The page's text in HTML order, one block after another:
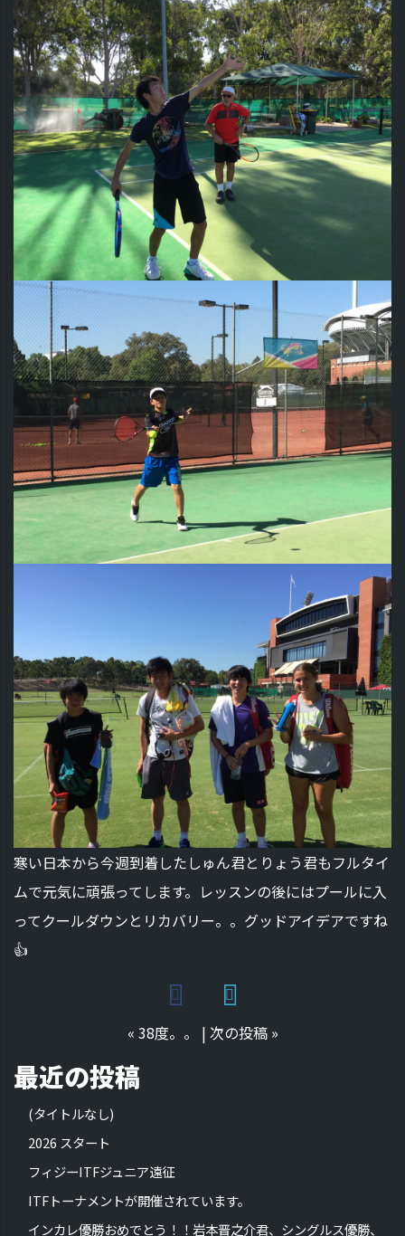
寒い日本から今週到着したしゅん君とりょう君もフルタイ
ムで元気に頑張ってします。レッスンの後にはプールに入
ってクールダウンとリカバリー。。グッドアイデアですね
👍
« 38度。。 | 次の投稿»
最近の投稿
(タイトルなし)
2026 スタート
フィジーITFジュニア遠征
ITFトーナメントが開催されています。
インカレ優勝おめでとう！！岩本晋之介君、シングルス優勝、